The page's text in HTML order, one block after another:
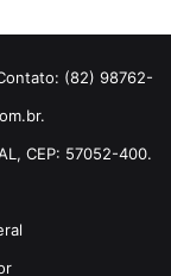
(82) 98762-
CEP: 57052-400.